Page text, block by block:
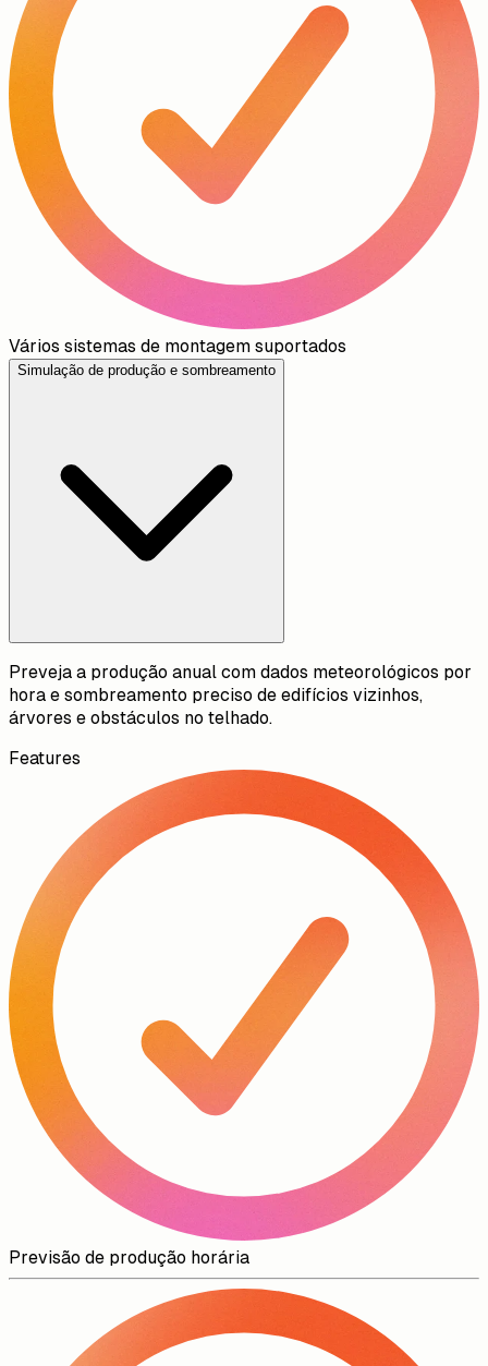
Vários sistemas de montagem suportados
Simulação de produção e sombreamento
Preveja a produção anual com dados meteorológicos por
hora e sombreamento preciso de edifícios vizinhos,
árvores e obstáculos no telhado.
Features
Previsão de produção horária